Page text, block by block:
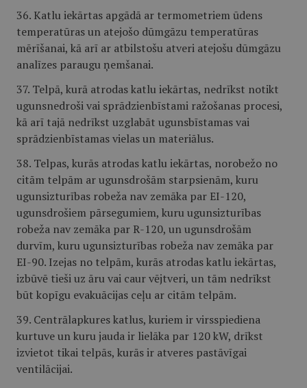
36. Katlu iekārtas apgādā ar termometriem ūdens
temperatūras un atejošo dūmgāzu temperatūras
mērīšanai, kā arī ar atbilstošu atveri atejošu dūmgāzu
analīzes paraugu ņemšanai.
37. Telpā, kurā atrodas katlu iekārtas, nedrīkst notikt
ugunsnedroši vai sprādzienbīstami ražošanas procesi,
kā arī tajā nedrīkst uzglabāt ugunsbīstamas vai
sprādzienbīstamas vielas un materiālus.
38. Telpas, kurās atrodas katlu iekārtas, norobežo no
citām telpām ar ugunsdrošām starpsienām, kuru
ugunsizturības robeža nav zemāka par EI-120,
ugunsdrošiem pārsegumiem, kuru ugunsizturības
robeža nav zemāka par R-120, un ugunsdrošām
durvīm, kuru ugunsizturības robeža nav zemāka par
EI-90. Izejas no telpām, kurās atrodas katlu iekārtas,
izbūvē tieši uz āru vai caur vējtveri, un tām nedrīkst
būt kopīgu evakuācijas ceļu ar citām telpām.
39. Centrālapkures katlus, kuriem ir virsspiediena
kurtuve un kuru jauda ir lielāka par 120 kW, drīkst
izvietot tikai telpās, kurās ir atveres pastāvīgai
ventilācijai.